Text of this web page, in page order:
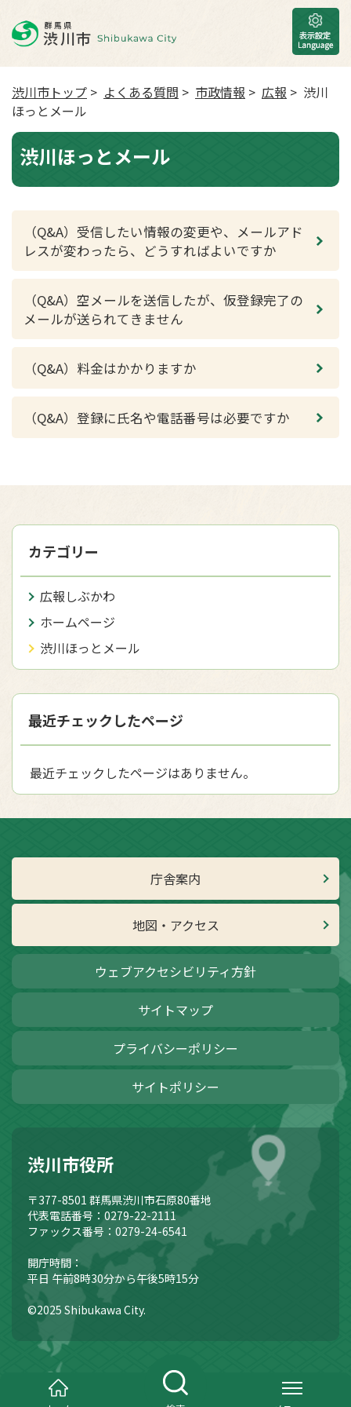
渋川市トップ > よくある質問 > 市政情報 > 広報 > 渋川
ほっとメール
渋川ほっとメール
（Q&A）受信したい情報の変更や、メールアド
レスが変わったら、どうすればよいですか
（Q&A）空メールを送信したが、仮登録完了の
メールが送られてきません
（Q&A）料金はかかりますか
（Q&A）登録に氏名や電話番号は必要ですか
カテゴリー
広報しぶかわ
ホームページ
渋川ほっとメール
最近チェックしたページ
最近チェックしたページはありません。
庁舎案内
地図・アクセス
ウェブアクセシビリティ方針
サイトマップ
プライバシーポリシー
サイトポリシー
渋川市役所
〒377-8501 群馬県渋川市石原80番地
代表電話番号：0279-22-2111
ファックス番号：0279-24-6541
開庁時間：
平日 午前8時30分から午後5時15分
©2025 Shibukawa City.